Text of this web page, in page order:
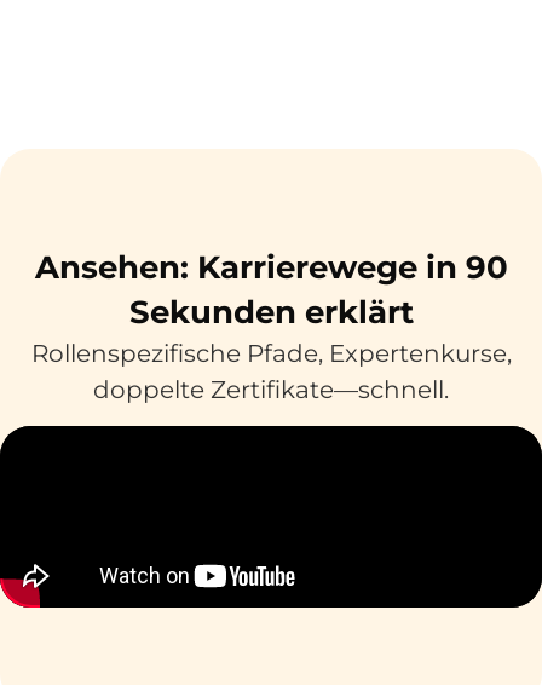
Ansehen: Karrierewege in 90
Sekunden erklärt
Rollenspezifische Pfade, Expertenkurse,
doppelte Zertifikate—schnell.